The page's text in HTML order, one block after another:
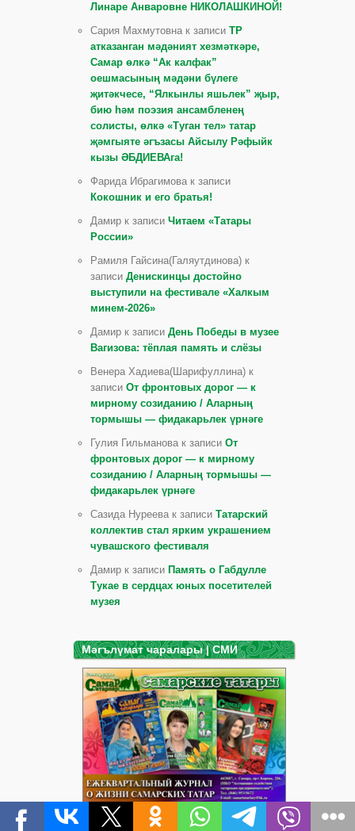
Линаре Анваровне НИКОЛАШКИНОЙ!
Сария Махмутовна к записи ТР
атказанган мәдәният хезмәткәре,
Самар өлкә “Ак калфак”
оешмасының мәдәни бүлеге
җитәкчесе, “Ялкынлы яшьлек” җыр,
бию һәм поэзия ансамбленең
солисты, өлкә «Туган тел» татар
җәмгыяте әгъзасы Айсылу Рәфыйк
кызы ӘБДИЕВАга!
Фарида Ибрагимова к записи
Кокошник и его братья!
Дамир к записи Читаем «Татары
России»
Рамиля Гайсина(Галяутдинова) к
записи Денискинцы достойно
выступили на фестивале «Халкым
минем-2026»
Дамир к записи День Победы в музее
Вагизова: тёплая память и слёзы
Венера Хадиева(Шарифуллина) к
записи От фронтовых дорог — к
мирному созиданию / Аларның
тормышы — фидакарьлек үрнәге
Гулия Гильманова к записи От
фронтовых дорог — к мирному
созиданию / Аларның тормышы —
фидакарьлек үрнәге
Сазида Нуреева к записи Татарский
коллектив стал ярким украшением
чувашского фестиваля
Дамир к записи Память о Габдулле
Тукае в сердцах юных посетителей
музея
Мәгълүмат чаралары | СМИ